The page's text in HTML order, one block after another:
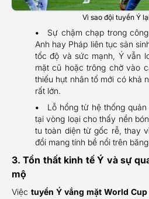
Vì sao đội tuyển Ý
Sự chậm chạp trong
Anh hay Pháp liên tục sản
tốc độ và sức mạnh, Ý vẫn
mặt cũ hoặc trông chờ vào
thiếu hụt nhân tố mới có khả
rất lớn.
Lỗ hổng từ hệ thống
tại vòng loại cho thấy nền
tu toàn diện từ gốc rễ, thay
đổi mang tính bề nổi trên
3. Tổn thất kinh tế Ý và sự
mộ
Việc tuyển Ý vắng mặt World